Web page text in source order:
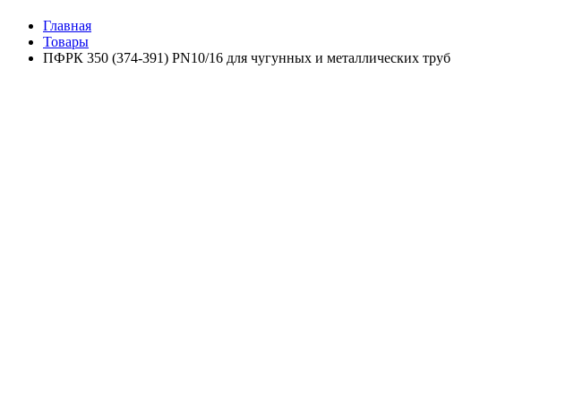
Главная
Товары
ПФРК 350 (374-391) PN10/16 для чугунных и металлических труб